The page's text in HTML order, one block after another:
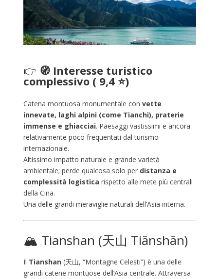
👉 🧭 Interesse turistico
complessivo (9,4 ⭐)
Catena montuosa monumentale con vette
innevate, laghi alpini (come Tianchi), praterie
immense e ghiacciai. Paesaggi vastissimi e ancora
relativamente poco frequentati dal turismo
internazionale.
Altissimo impatto naturale e grande varietà
ambientale; perde qualcosa solo per distanza e
complessità logistica rispetto alle mete più centrali
della Cina.
Una delle grandi meraviglie naturali dell’Asia interna.
🏔️ Tianshan (天山 Tiānshān)
Il Tianshan(天山, “Montagne Celesti”) è una delle
grandi catene montuose dell’Asia centrale. Attraversa